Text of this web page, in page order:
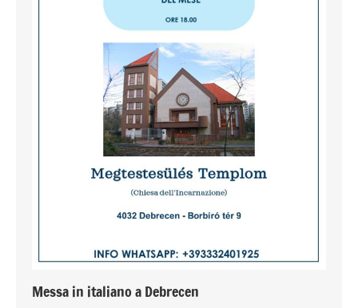
Messa in italiano a Debrecen